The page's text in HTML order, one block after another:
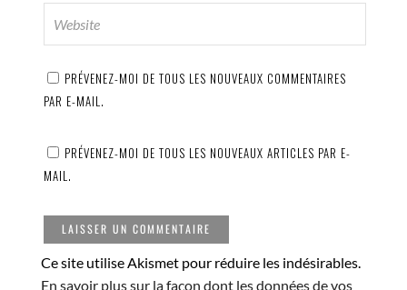
PRÉVENEZ-MOI DE TOUS LES NOUVEAUX COMMENTAIRES
PAR E-MAIL.
PRÉVENEZ-MOI DE TOUS LES NOUVEAUX ARTICLES PAR E-
MAIL.
Ce site utilise Akismet pour réduire les indésirables.
En savoir plus sur la façon dont les données de vos